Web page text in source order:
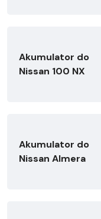
Akumulator do
Nissan 100 NX
Akumulator do
Nissan Almera